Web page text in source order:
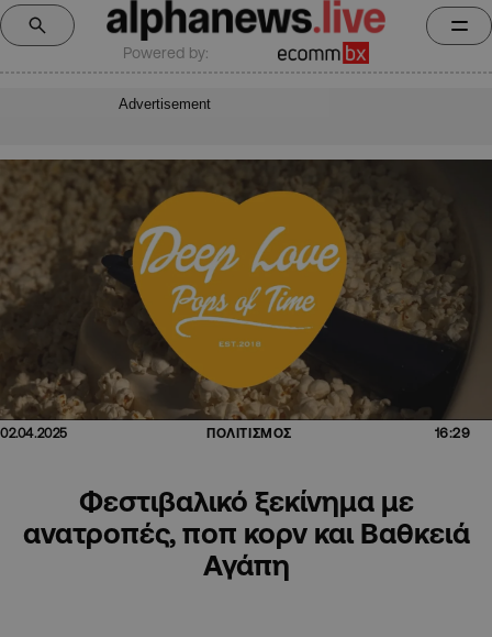
Powered by:
Advertisement
02.04.2025 ΠΟΛΙΤΙΣΜΟΣ 16:29
Φεστιβαλικό ξεκίνημα με
ανατροπές, ποπ κορν και Βαθκειά
Αγάπη